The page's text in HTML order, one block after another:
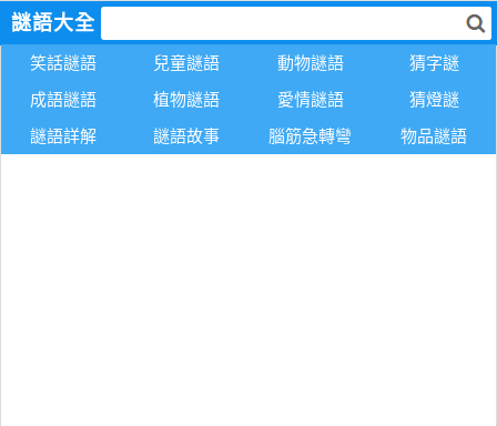
謎語大全
笑話謎語 兒童謎語 動物謎語
猜字謎
成語謎語
植物謎語 愛情謎語
猜燈謎
謎語詳解
謎語故事 腦筋急轉彎 物品謎語